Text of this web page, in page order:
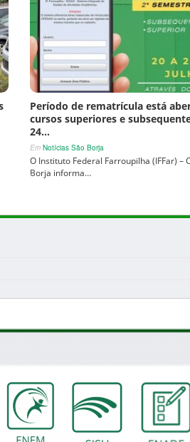
Período de rematrícula está
cursos superiores e
24…
EmNotícias São Borja
O Instituto Federal Farroupilha (IFFar) –
Borja informa…